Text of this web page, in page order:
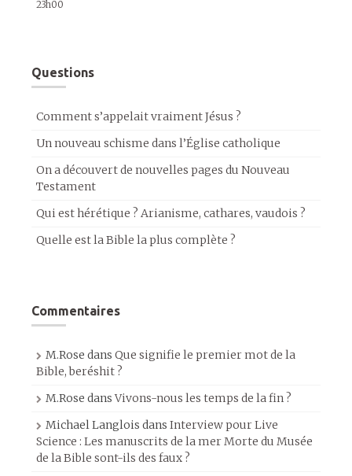
23h00
Questions
Comment s’appelait vraiment Jésus ?
Un nouveau schisme dans l’Église catholique
On a découvert de nouvelles pages du Nouveau
Testament
Qui est hérétique ? Arianisme, cathares, vaudois ?
Quelle est la Bible la plus complète ?
Commentaires
M.Rose dans Que signifie le premier mot de la
Bible, beréshit ?
M.Rose dansVivons-nous les temps de la fin ?
Michael Langlois dans Interview pour Live
Science : Les manuscrits de la mer Morte du Musée
de la Bible sont-ils des faux ?